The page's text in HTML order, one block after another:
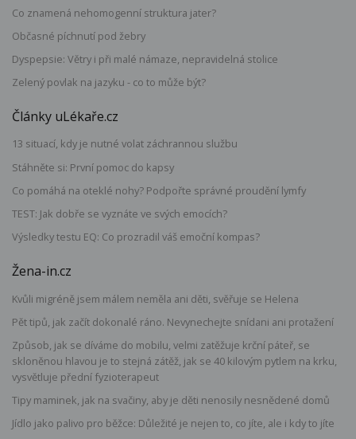
Co znamená nehomogenní struktura jater?
Občasné píchnutí pod žebry
Dyspepsie: Větry i při malé námaze, nepravidelná stolice
Zelený povlak na jazyku - co to může být?
Články uLékaře.cz
13 situací, kdy je nutné volat záchrannou službu
Stáhněte si: První pomoc do kapsy
Co pomáhá na oteklé nohy? Podpořte správné proudění lymfy
TEST: Jak dobře se vyznáte ve svých emocích?
Výsledky testu EQ: Co prozradil váš emoční kompas?
Žena-in.cz
Kvůli migréně jsem málem neměla ani děti, svěřuje se Helena
Pět tipů, jak začít dokonalé ráno. Nevynechejte snídani ani protažení
Způsob, jak se díváme do mobilu, velmi zatěžuje krční páteř, se
skloněnou hlavou je to stejná zátěž, jak se 40 kilovým pytlem na krku,
vysvětluje přední fyzioterapeut
Tipy maminek, jak na svačiny, aby je děti nenosily nesnědené domů
Jídlo jako palivo pro běžce: Důležité je nejen to, co jíte, ale i kdy to jíte